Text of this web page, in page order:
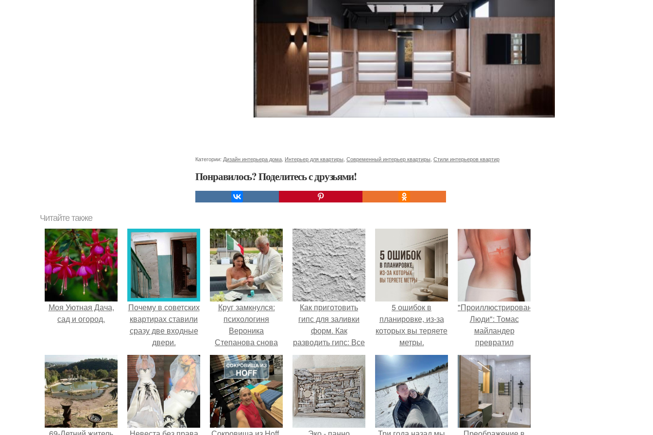
Категории: Дизайн интерьера дома Интерьер для квартиры Современный интерьер квартиры Стили интерьеров квартир
Понравилось? Поделитесь с друзьями!
Читайте также
Моя Уютная Дача,
сад и огород.
Почему в советских
квартирах ставили
сразу две входные
двери.
Круг замкнулся:
психологиня
Вероника
Степанова снова
вышла замуж за
собственного
бывшего мужа.
Как приготовить
гипс для заливки
форм. Как
разводить гипс: Все
о приготовлении
идеального
раствора
5 ошибок в
планировке, из-за
которых вы теряете
метры.
"Проиллюстрированные
Люди": Томас
майландер
превратил
солнечные ожоги в
арт - объект.